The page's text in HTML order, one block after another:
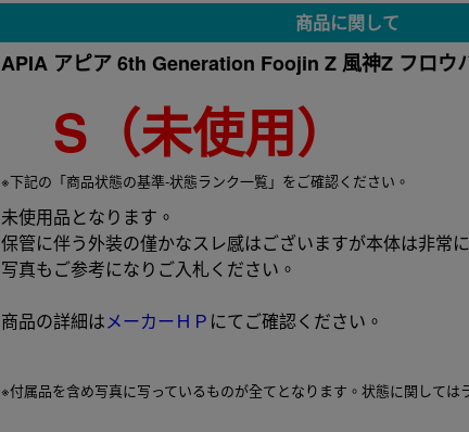
商品に関して
APIA アピア 6th Generation Foojin Z 風神Z フロウ
S（未使用）
※下記の「商品状態の基準-状態ランク一覧」をご確認ください。
未使用品となります。
保管に伴う外装の僅かなスレ感はございますが本体は非常
写真もご参考になりご入札ください。
商品の詳細はメーカーＨＰ にてご確認ください。
※付属品を含め写真に写っているものが全てとなります。状態に関しては